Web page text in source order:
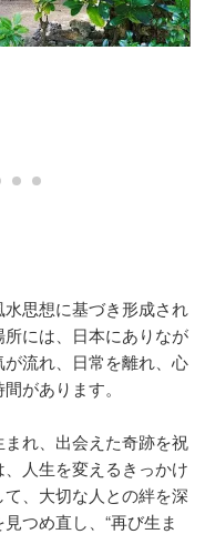
思想に基づき形成され
には、日本にありなが
流れ、日常を離れ、心
があります。
まれ、出会えた奇跡を祝
人生を変えるきっかけ
、大切な人との絆を深
つめ直し、“再び生ま